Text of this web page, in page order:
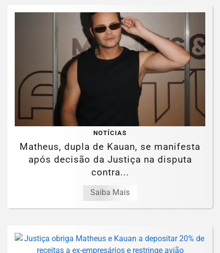
NOTÍCIAS
Matheus, dupla de Kauan, se manifesta
após decisão da Justiça na disputa
contra...
Saiba Mais